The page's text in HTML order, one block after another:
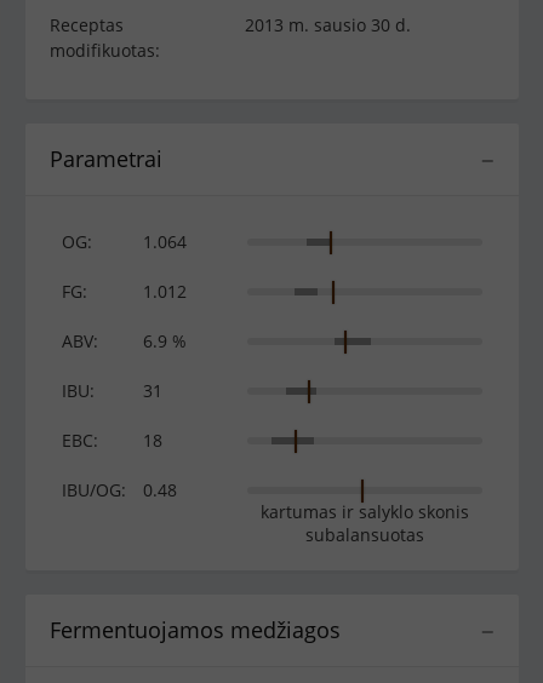
Receptas
modifikuotas:
2013 m. sausio 30 d.
−
Parametrai
OG: 1.064
FG: 1.012
ABV: 6.9 %
IBU: 31
EBC: 18
IBU/OG:
0.48
kartumas ir salyklo skonis
subalansuotas
−
Fermentuojamos medžiagos